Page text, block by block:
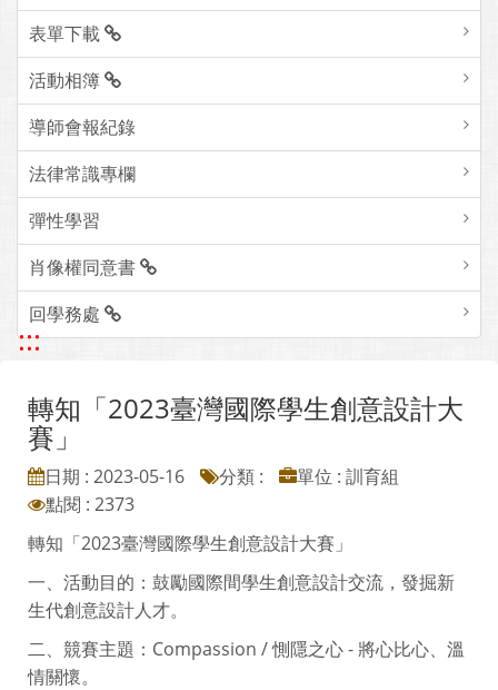
表單下載
活動相簿
導師會報紀錄
法律常識專欄
彈性學習
肖像權同意書
回學務處
:::
轉知「2023臺灣國際學生創意設計大
賽」
日期 : 2023-05-16 分類 :
單位 : 訓育組
點閱 : 2373
轉知「2023臺灣國際學生創意設計大賽」
一、活動目的：鼓勵國際間學生創意設計交流，發掘新
生代創意設計人才。
二、競賽主題：Compassion / 惻隱之心 - 將心比心、溫
情關懷。